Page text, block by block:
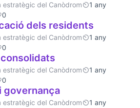
estratègic del Canòdrom
1 any
0
dels residents
estratègic del Canòdrom
1 any
0
estratègic del Canòdrom
1 any
0
governança
estratègic del Canòdrom
1 any